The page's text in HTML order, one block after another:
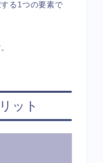
る1つの要素で
ット